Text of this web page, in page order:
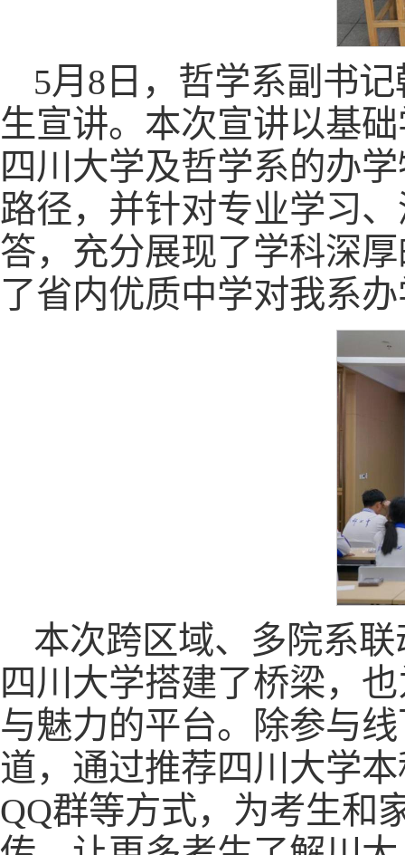
5月8日，哲学系副书
生宣讲。本次宣讲以基
四川大学及哲学系的办
路径，并针对专业学习
答，充分展现了学科深
了省内优质中学对我系
本次跨区域、多院系
四川大学搭建了桥梁，
与魅力的平台。除参与
道，通过推荐四川大学
QQ群等方式，为考生和